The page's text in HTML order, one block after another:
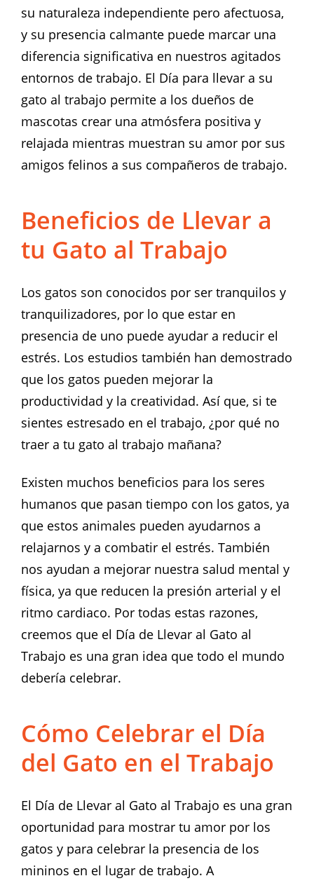
su naturaleza independiente pero afectuosa,
y su presencia calmante puede marcar una
diferencia significativa en nuestros agitados
entornos de trabajo. El Día para llevar a su
gato al trabajo permite a los dueños de
mascotas crear una atmósfera positiva y
relajada mientras muestran su amor por sus
amigos felinos a sus compañeros de trabajo.
Beneficios de Llevar a
tu Gato al Trabajo
Los gatos son conocidos por ser tranquilos y
tranquilizadores, por lo que estar en
presencia de uno puede ayudar a reducir el
estrés. Los estudios también han demostrado
que los gatos pueden mejorar la
productividad y la creatividad. Así que, si te
sientes estresado en el trabajo, ¿por qué no
traer a tu gato al trabajo mañana?
Existen muchos beneficios para los seres
humanos que pasan tiempo con los gatos, ya
que estos animales pueden ayudarnos a
relajarnos y a combatir el estrés. También
nos ayudan a mejorar nuestra salud mental y
física, ya que reducen la presión arterial y el
ritmo cardiaco. Por todas estas razones,
creemos que el Día de Llevar al Gato al
Trabajo es una gran idea que todo el mundo
debería celebrar.
Cómo Celebrar el Día
del Gato en el Trabajo
El Día de Llevar al Gato al Trabajo es una gran
oportunidad para mostrar tu amor por los
gatos y para celebrar la presencia de los
mininos en el lugar de trabajo. A